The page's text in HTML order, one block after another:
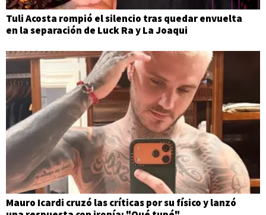
Tuli Acosta rompió el silencio tras quedar envuelta
en la separación de Luck Ra y La Joaqui
Mauro Icardi cruzó las críticas por su físico y lanzó